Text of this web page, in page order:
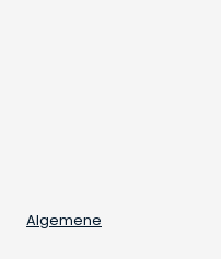
Algemene